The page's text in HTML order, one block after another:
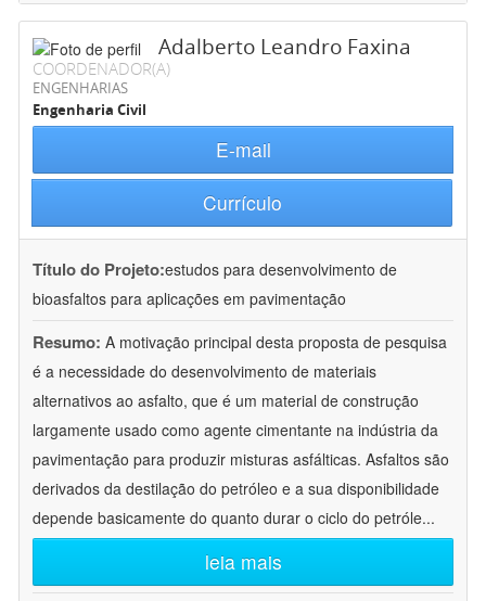
Adalberto Leandro Faxina
COORDENADOR(A)
ENGENHARIAS
Engenharia Civil
E-mail
Currículo
Título do Projeto:estudos para desenvolvimento de
bioasfaltos para aplicações em pavimentação
Resumo: A motivação principal desta proposta de pesquisa
é a necessidade do desenvolvimento de materiais
alternativos ao asfalto, que é um material de construção
largamente usado como agente cimentante na indústria da
pavimentação para produzir misturas asfálticas. Asfaltos são
derivados da destilação do petróleo e a sua disponibilidade
depende basicamente do quanto durar o ciclo do petróle...
leia mais